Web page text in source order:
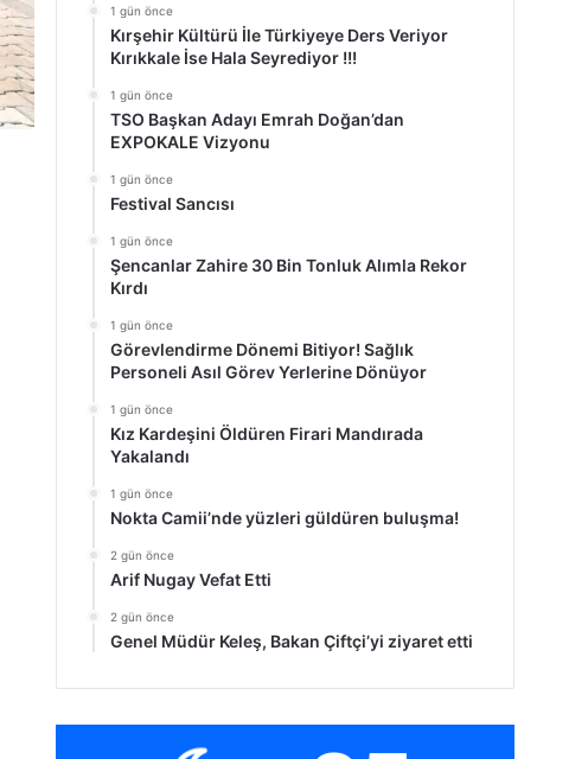
1 gün önce
Kırşehir Kültürü İle Türkiyeye Ders Veriyor
Kırıkkale İse Hala Seyrediyor !!!
1 gün önce
TSO Başkan Adayı Emrah Doğan’dan
EXPOKALE Vizyonu
1 gün önce
Festival Sancısı
1 gün önce
Şencanlar Zahire 30 Bin Tonluk Alımla Rekor
Kırdı
1 gün önce
Görevlendirme Dönemi Bitiyor! Sağlık
Personeli Asıl Görev Yerlerine Dönüyor
1 gün önce
Kız Kardeşini Öldüren Firari Mandırada
Yakalandı
1 gün önce
Nokta Camii’nde yüzleri güldüren buluşma!
2 gün önce
Arif Nugay Vefat Etti
2 gün önce
Genel Müdür Keleş, Bakan Çiftçi’yi ziyaret etti